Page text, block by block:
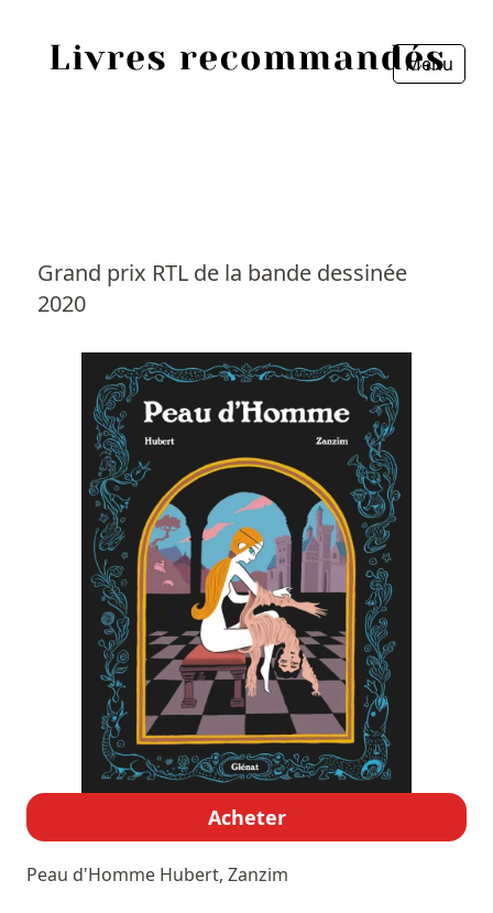
Menu
Grand prix RTL de la bande dessinée
2020
Acheter
Peau d'Homme Hubert, Zanzim
Personnes
Livres les plus recommandés
Prix littéraires
Fermer